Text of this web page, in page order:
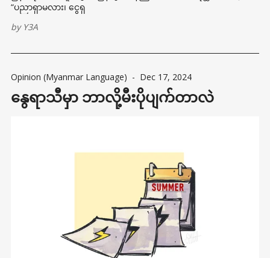
“ပညာရှာမလား၊ ငွေရှ
by Y3A
Opinion (Myanmar Language) - Dec 17, 2024
နွေရာသီမှာ ဘာလို့မီးပိုပျက်တာလဲ